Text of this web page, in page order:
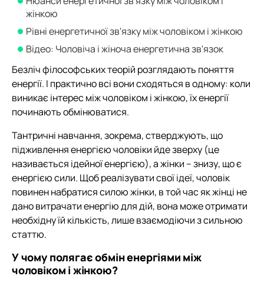
жінкою
Рівні енергетичної зв'язку між чоловіком і жінкою
Відео: Чоловіча і жіноча енергетична зв'язок
Безліч філософських теорій розглядають поняття
енергії. І практично всі вони сходяться в одному: коли
виникає інтерес між чоловіком і жінкою, їх енергії
починають обмінюватися.
Тантричні навчання, зокрема, стверджують, що
підживлення енергією чоловіки йде зверху (це
називається ідейної енергією), а жінки – знизу, що є
енергією сили. Щоб реалізувати свої ідеї, чоловік
повинен набратися силою жінки, в той час як жінці не
дано витрачати енергію для дій, вона може отримати
необхідну їй кількість, лише взаємодіючи з сильною
статтю.
У чому полягає обмін енергіями між
чоловіком і жінкою?